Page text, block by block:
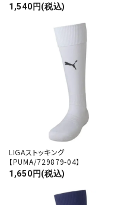
1,540円(税込)
LIGAストッキング
【PUMA/729879-04】
1,650円(税込)